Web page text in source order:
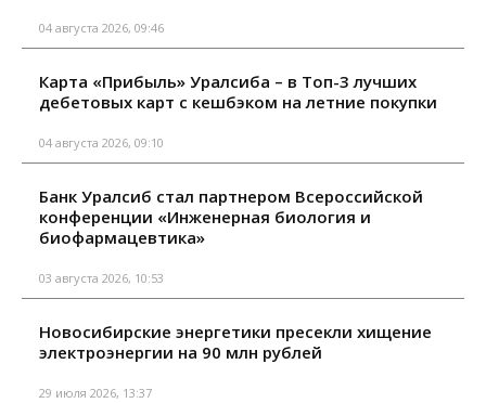
04 августа 2026, 09:46
Карта «Прибыль» Уралсиба – в Топ-3 лучших
дебетовых карт с кешбэком на летние покупки
04 августа 2026, 09:10
Банк Уралсиб стал партнером Всероссийской
конференции «Инженерная биология и
биофармацевтика»
03 августа 2026, 10:53
Новосибирские энергетики пресекли хищение
электроэнергии на 90 млн рублей
29 июля 2026, 13:37